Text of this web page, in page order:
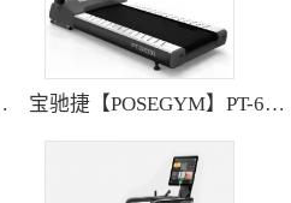
T9119P 宝驰捷【POSEGYM】PT-6600Q高清大型触摸屏跑步机静音减震